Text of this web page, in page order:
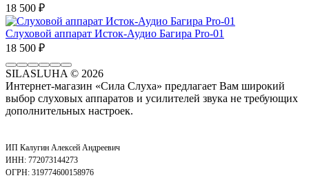
18 500 ₽
Слуховой аппарат Исток-Аудио Багира Pro-01
18 500 ₽
SILASLUHA © 2026
Интернет-магазин «Сила Слуха» предлагает Вам широкий
выбор слуховых аппаратов и усилителей звука не требующих
дополнительных настроек.
ИП Калугин Алексей Андреевич
ИНН: 772073144273
ОГРН: 319774600158976